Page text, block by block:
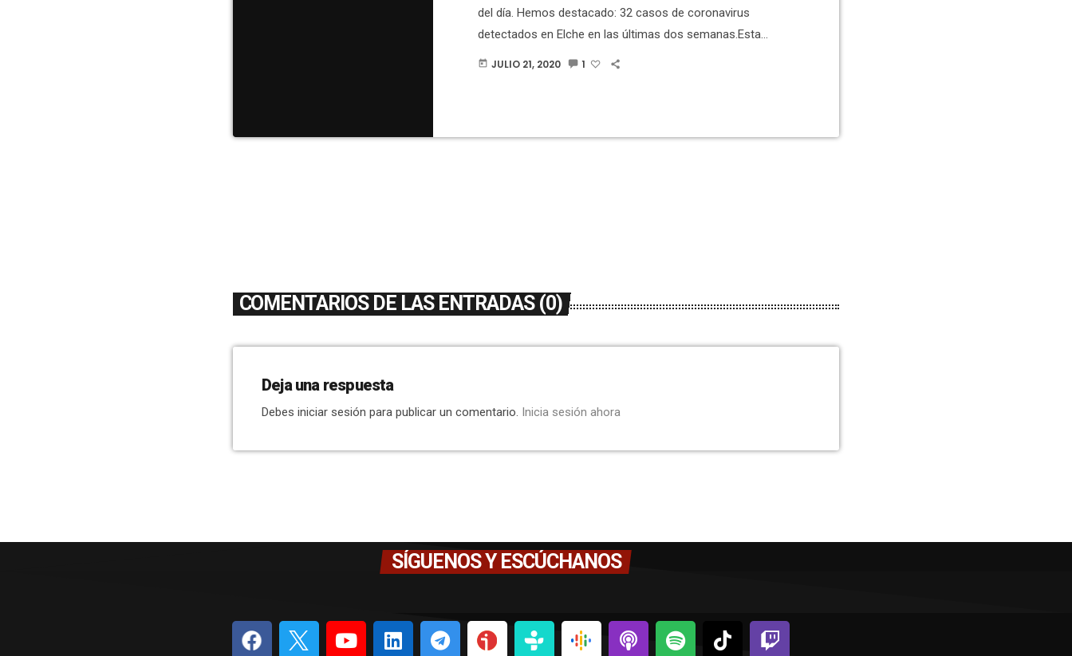
del día. Hemos destacado: 32 casos de coronavirus
detectados en Elche en las últimas dos semanas.Esta
mañana se han hecho las pruebas PCR a las personas que
coronavirus.Voluntarios y empresas de Elche […]
today JULIO 21, 2020 1
COMENTARIOS DE LAS ENTRADAS (0)
Deja una respuesta
Debes iniciar sesión para publicar un comentario. Inicia sesión ahora
SÍGUENOS Y ESCÚCHANOS